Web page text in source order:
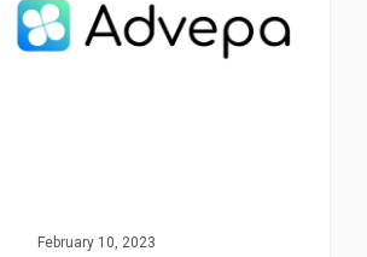
February 10, 2023